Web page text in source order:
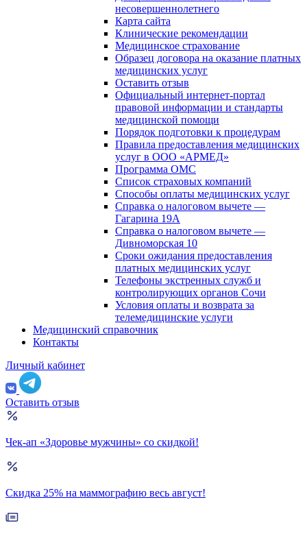
несовершеннолетнего
Карта сайта
Клинические рекомендации
Медицинское страхование
Образец договора на оказание платных
медицинских услуг
Оставить отзыв
Официальный интернет-портал
правовой информации и стандарты
медицинской помощи
Порядок подготовки к процедурам
Правила предоставления медицинских
услуг в ООО «АРМЕД»
Программа ОМС
Список страховых компаний
Способы оплаты медицинских услуг
Справка о налоговом вычете —
Гагарина 19А
Справка о налоговом вычете —
Дивноморская 10
Сроки ожидания предоставления
платных медицинских услуг
Телефоны экстренных служб и
контролирующих органов Сочи
Условия оплаты и возврата за
телемедицинские услуги
Медицинский справочник
Контакты
Личный кабинет
Оставить отзыв
Чек-ап «Здоровье мужчины» со скидкой!
Скидка 25% на маммографию весь август!